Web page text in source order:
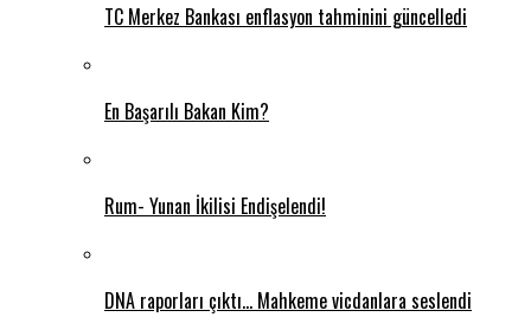
TC Merkez Bankası enflasyon tahminini güncelledi
En Başarılı Bakan Kim?
Rum- Yunan İkilisi Endişelendi!
DNA raporları çıktı… Mahkeme vicdanlara seslendi